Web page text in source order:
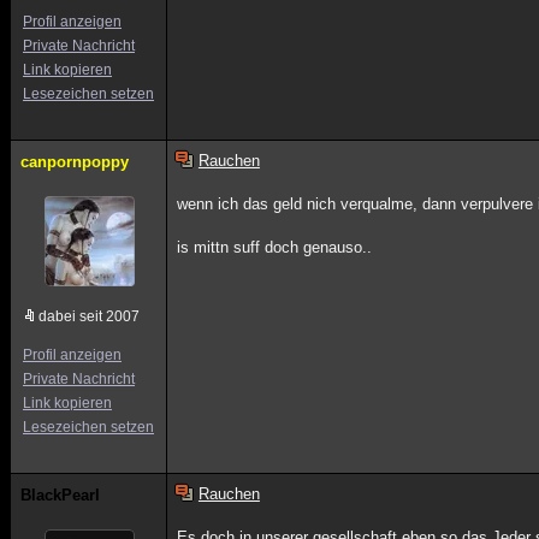
Profil anzeigen
Private Nachricht
Link kopieren
Lesezeichen setzen
canpornpoppy
dabei seit 2007
Profil anzeigen
Private Nachricht
Link kopieren
Lesezeichen setzen
Rauchen
wenn ich das geld nich verqualme, dann
is mittn suff doch genauso..
BlackPearl Rauchen